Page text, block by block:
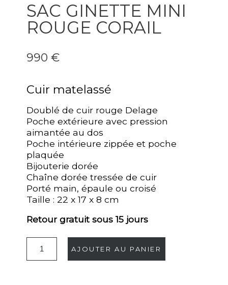
SAC GINETTE MINI
ROUGE CORAIL
990 €
Cuir matelassé
Doublé de cuir rouge Delage
Poche extérieure avec pression
aimantée au dos
Poche intérieure zippée et poche
plaquée
Bijouterie dorée
Chaîne dorée tressée de cuir
Porté main, épaule ou croisé
Taille : 22 x 17 x 8 cm
Retour gratuit sous 15 jours
AJOUTER AU PANIER